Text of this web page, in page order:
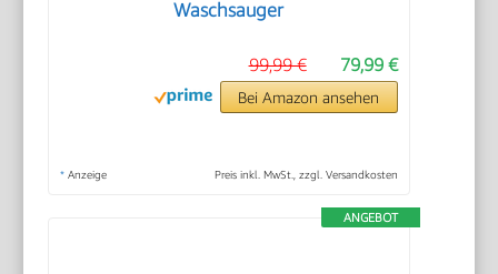
Waschsauger
79,99 €
99,99 €
Bei Amazon ansehen
* Anzeige Preis inkl. MwSt., zzgl. Versandkosten
ANGEBOT